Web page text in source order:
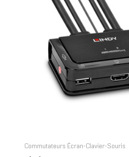
Commutateurs Écran-Clavier-Souris